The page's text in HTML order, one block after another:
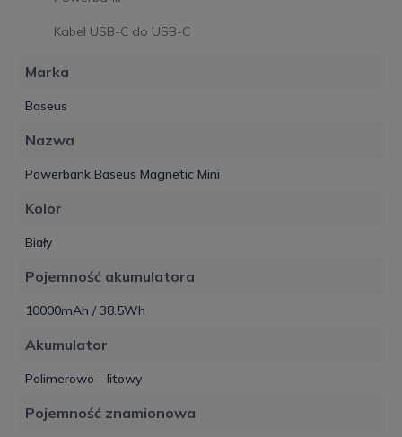
Kabel USB-C do USB-C
Marka
Baseus
Nazwa
Powerbank Baseus Magnetic Mini
Kolor
Biały
Pojemność akumulatora
10000mAh / 38.5Wh
Akumulator
Polimerowo - litowy
Pojemność znamionowa